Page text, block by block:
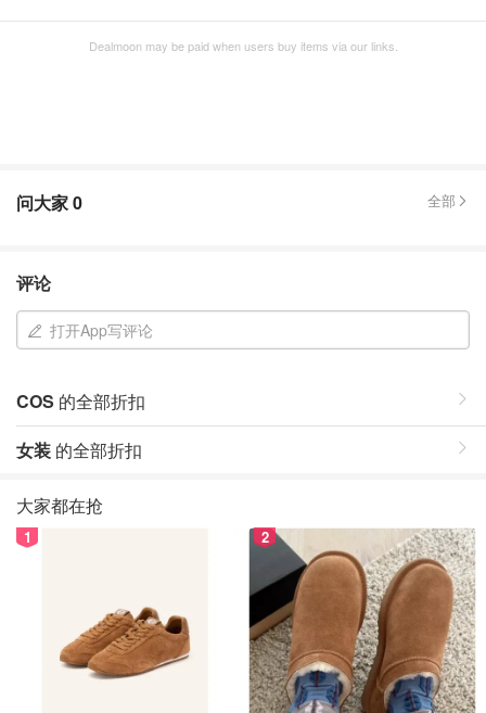
Dealmoon may be paid when users buy items via our links.
问大家0 全部
评论
打开App写评论
COS 的全部折扣
女装 的全部折扣
大家都在抢
1 2